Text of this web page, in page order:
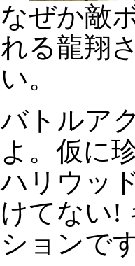
なぜか敵
れる龍翔
い。
バトルア
よ。仮に
ハリウッ
けてない!
ションで